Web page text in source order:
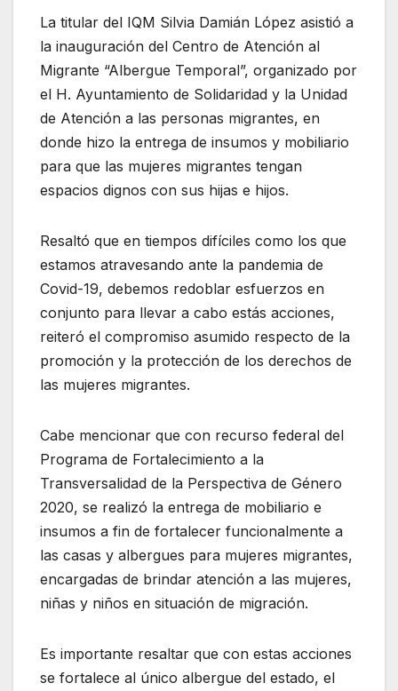
La titular del IQM Silvia Damián López asistió a
la inauguración del Centro de Atención al
Migrante “Albergue Temporal”, organizado por
el H. Ayuntamiento de Solidaridad y la Unidad
de Atención a las personas migrantes, en
donde hizo la entrega de insumos y mobiliario
para que las mujeres migrantes tengan
espacios dignos con sus hijas e hijos.
Resaltó que en tiempos difíciles como los que
estamos atravesando ante la pandemia de
Covid-19, debemos redoblar esfuerzos en
conjunto para llevar a cabo estás acciones,
reiteró el compromiso asumido respecto de la
promoción y la protección de los derechos de
las mujeres migrantes.
Cabe mencionar que con recurso federal del
Programa de Fortalecimiento a la
Transversalidad de la Perspectiva de Género
2020, se realizó la entrega de mobiliario e
insumos a fin de fortalecer funcionalmente a
las casas y albergues para mujeres migrantes,
encargadas de brindar atención a las mujeres,
niñas y niños en situación de migración.
Es importante resaltar que con estas acciones
se fortalece al único albergue del estado, el